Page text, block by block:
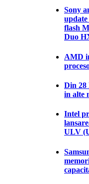
Sony
flash
Duo
AMD
Din 28
in alte
Intel
ULV